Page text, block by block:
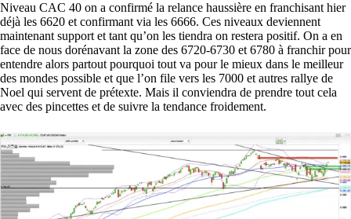
Niveau CAC 40 on a confirmé la relance haussière en franchisant hier
déjà les 6620 et confirmant via les 6666. Ces niveaux deviennent
maintenant support et tant qu’on les tiendra on restera positif. On a en
face de nous dorénavant la zone des 6720-6730 et 6780 à franchir pour
entendre alors partout pourquoi tout va pour le mieux dans le meilleur
des mondes possible et que l’on file vers les 7000 et autres rallye de
Noel qui servent de prétexte. Mais il conviendra de prendre tout cela
avec des pincettes et de suivre la tendance froidement.